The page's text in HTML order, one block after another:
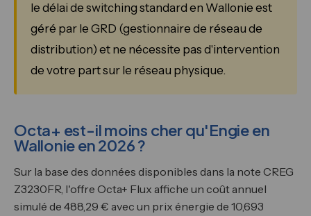
le délai de switching standard en Wallonie est
géré par le GRD (gestionnaire de réseau de
distribution) et ne nécessite pas d'intervention
de votre part sur le réseau physique.
Octa+ est-il moins cher qu'Engie en
Wallonie en 2026 ?
Sur la base des données disponibles dans la note CREG
Z3230FR, l'offre Octa+ Flux affiche un coût annuel
simulé de 488,29 € avec un prix énergie de 10,693